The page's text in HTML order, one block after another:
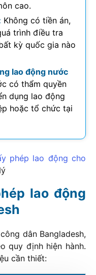
cao.
Không có tiền án,
trình điều tra
kỳ quốc gia nào
lao động nước
có thẩm quyền
dụng lao động
hoặc tổ chức tại
phép lao động cho
lao động
dân Bangladesh,
quy định hiện hành.
cần thiết: